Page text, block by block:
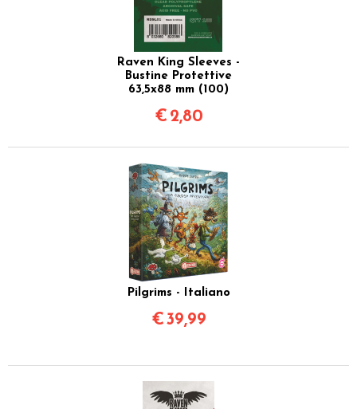
Raven King Sleeves -
Bustine Protettive
63,5x88 mm (100)
€ 2,80
Pilgrims - Italiano
€39,99